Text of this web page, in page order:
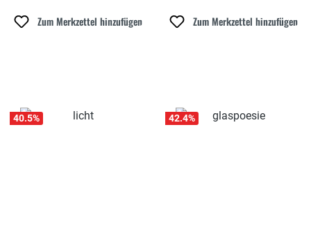
Zum Merkzettel hinzufügen Zum Merkzettel hinzufügen
40.5% 42.4%